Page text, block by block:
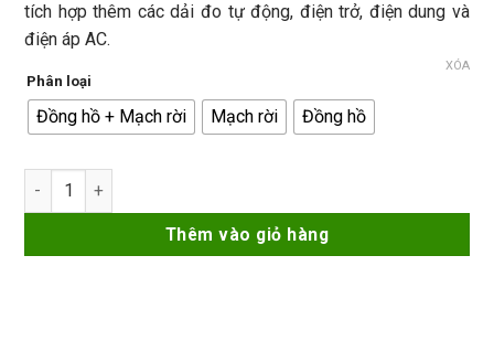
tích hợp thêm các dải đo tự động, điện trở, điện dung và
điện áp AC.
Phân loại
Đồng hồ + Mạch rời Mạch rời Đồng hồ
XÓA
Đồng hồ i2C C09 + Bảng mạch V3.02 mới Waveform Meter
Thêm vào giỏ hàng